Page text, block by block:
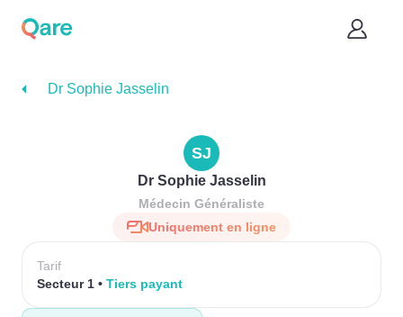
Dr Sophie Jasselin
SJ
Dr Sophie Jasselin
Médecin Généraliste
Uniquement en ligne
Tarif
Secteur 1
Tiers payant